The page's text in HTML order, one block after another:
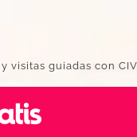
visitas guiadas con